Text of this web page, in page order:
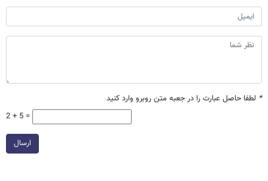
* لطفا حاصل عبارت را در جعبه متن روبرو وارد کنید
2 + 5 =
ارسال